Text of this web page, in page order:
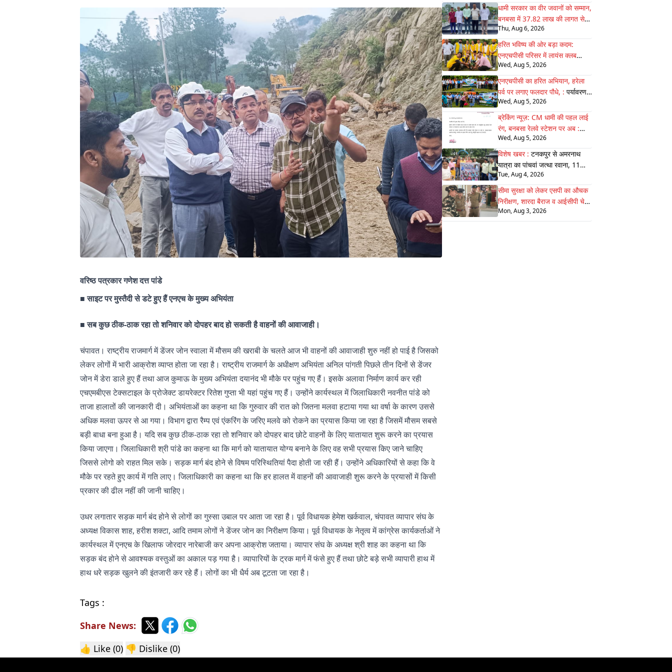
वरिष्ठ पत्रकार गणेश दत्त पांडे
■साइट पर मुस्तैदी से डटे हुए हैं एनएच के मुख्य अभियंता
■सब कुछ ठीक-ठाक रहा तो शनिवार को दोपहर बाद हो सकती है वाहनों की आवाजाही।
चंपावत। राष्ट्रीय राजमार्ग में डेंजर जोन स्वाला में मौसम की खराबी के चलते आज भी वाहनों की आवाजाही शुरु नहीं हो पाई है जिसको
लेकर लोगों में भारी आक्रोश व्याप्त होता जा रहा है। राष्ट्रीय राजमार्ग के अधीक्षण अभियंता अनिल पांगती पिछले तीन दिनों से डेंजर
जोन में डेरा डाले हुए हैं तथा आज कुमाऊ के मुख्य अभियंता दयानंद भी मौके पर पहुंच गए हैं। इसके अलावा निर्माण कार्य कर रही
एचएमबीएस टेक्सटाइल के प्रोजेक्ट डायरेक्टर रितेश गुप्ता भी यहां पहुंच गए हैं। उन्होंने कार्यस्थल में जिलाधिकारी नवनीत पांडे को
ताजा हालातों की जानकारी दी। अभियंताओं का कहना था कि गुरुवार की रात को जितना मलवा हटाया गया था वर्षा के कारण उससे
अधिक मलवा ऊपर से आ गया। विभाग द्वारा रैम्प एवं एंकरिंग के जरिए मलवे को रोकने का प्रयास किया जा रहा है जिसमें मौसम सबसे
बड़ी बाधा बना हुआ है। यदि सब कुछ ठीक-ठाक रहा तो शनिवार को दोपहर बाद छोटे वाहनों के लिए यातायात शुरू करने का प्रयास
किया जाएगा। जिलाधिकारी श्री पांडे का कहना था कि मार्ग को यातायात योग्य बनाने के लिए वह सभी प्रयास किए जाने चाहिए
जिससे लोगो को राहत मिल सके। सड़क मार्ग बंद होने से विषम परिस्थितियां पैदा होती जा रही हैं। उन्होंने अधिकारियों से कहा कि वे
मौके पर रहते हुए कार्य में गति लाए। जिलाधिकारी का कहना था कि हर हालत में वाहनों की आवाजाही शुरू करने के प्रयासों में किसी
प्रकार की ढील नहीं की जानी चाहिए।
उधर लगातार सड़क मार्ग बंद होने से लोगों का गुस्सा उबाल पर आता जा रहा है। पूर्व विधायक हेमेश खर्कवाल, चंपावत व्यापार संघ के
अध्यक्ष विकास शाह, हरीश शक्टा, आदि तमाम लोगों ने डेंजर जोन का निरीक्षण किया। पूर्व विधायक के नेतृत्व में कांग्रेस कार्यकर्ताओं ने
कार्यस्थल में एनएच के खिलाफ जोरदार नारेबाजी कर अपना आक्रोश जताया। व्यापार संघ के अध्यक्ष श्री शाह का कहना था कि
सड़क बंद होने से आवश्यक वस्तुओं का अकाल पड़ गया है। व्यापारियों के ट्रक मार्ग में फंसे हुए हैं तथा छोटे बड़े सभी व्यापारी हाथ में
हाथ धरे सड़क खुलने की इंतजारी कर रहे हैं। लोगों का भी धैर्य अब टूटता जा रहा है।
Tags :
Share News:
👍 Like (0) 👎 Dislike (0)
आवाजाही की अनुमति
धामी सरकार का वीर जवानों को सम्मान,
बनबसा में 37.82 लाख की लागत से
बन :रहा भव्य सैनिक स्मारक अंतिम
चरण में
Thu, Aug 6, 2026
हरित भविष्य की ओर बड़ा कदम:
एनएचपीसी परिसर में लायंस क्लब
जोन-22 ने 75 :पौधे रोपे, पर्यावरण
संरक्षण का दिया सशक्त संदेश
Wed, Aug 5, 2026
एनएचपीसी का हरित अभियान, हरेला
पर्व पर लगाए फलदार पौधे, : पर्यावरण
बचाने का लिया संकल्प
Wed, Aug 5, 2026
ब्रेकिंग न्यूज़: CM धामी की पहल लाई
रंग, बनबसा रेलवे स्टेशन पर अब :
रुकेगी अछनेरा–टनकपुर एक्सप्रेस
Wed, Aug 5, 2026
विशेष खबर : टनकपुर से अमरनाथ
यात्रा का पांचवां जत्था रवाना, 11
अगस्त को होगी वापसी
Tue, Aug 4, 2026
सीमा सुरक्षा को लेकर एसपी का औचक
निरीक्षण, शारदा बैराज व आईसीपी चेक
:पोस्ट की व्यवस्थाएं परखी
Mon, Aug 3, 2026